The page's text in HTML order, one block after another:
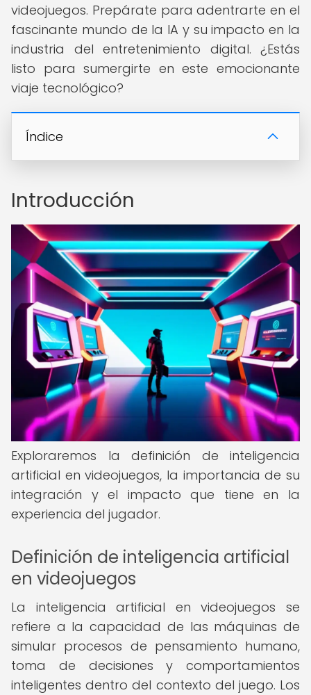
videojuegos. Prepárate para adentrarte en el
fascinante mundo de la IA y su impacto en la
industria del entretenimiento digital. ¿Estás
listo para sumergirte en este emocionante
viaje tecnológico?
Índice
Introducción
Exploraremos la definición de inteligencia
artificial en videojuegos, la importancia de su
integración y el impacto que tiene en la
experiencia del jugador.
Definición de inteligencia artificial
en videojuegos
La inteligencia artificial en videojuegos se
refiere a la capacidad de las máquinas de
simular procesos de pensamiento humano,
toma de decisiones y comportamientos
inteligentes dentro del contexto del juego. Los